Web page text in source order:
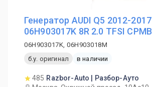
Генератор AUDI Q5 2012-2017
06H903017K 8R 2.0 TFSI CPMB
06H903017K, 06H903018M
б.у. оригинал
в наличии
485 Razbor-Auto | Разбор-Ауто